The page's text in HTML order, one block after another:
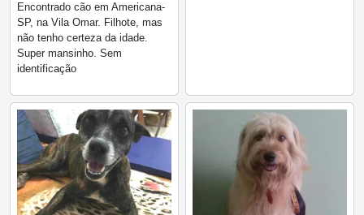
Encontrado cão em Americana-
SP, na Vila Omar. Filhote, mas
não tenho certeza da idade.
Super mansinho. Sem
identificação